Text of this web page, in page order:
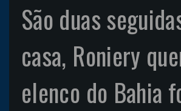
São duas
casa, Roniery
elenco do Bahia